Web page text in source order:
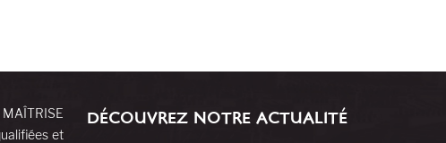
et
DÉCOUVREZ NOTRE ACTUALITÉ